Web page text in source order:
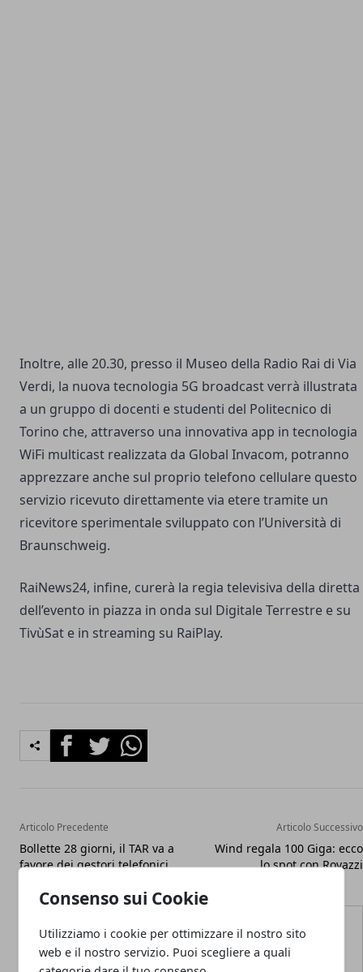
Consenso sui Cookie
Utilizziamo i cookie per ottimizzare il nostro sito
web e il nostro servizio. Puoi scegliere a quali
Inoltre, alle 20.30, presso il Museo della Radio Rai di Via
Verdi, la nuova tecnologia 5G broadcast verrà illustrata
a un gruppo di docenti e studenti del Politecnico di
Torino che, attraverso una innovativa app in tecnologia
WiFi multicast realizzata da Global Invacom, potranno
apprezzare anche sul proprio telefono cellulare questo
servizio ricevuto direttamente via etere tramite un
ricevitore sperimentale sviluppato con l’Università di
Braunschweig.
RaiNews24, infine, curerà la regia televisiva della diretta
dell’evento in piazza in onda sul Digitale Terrestre e su
TivùSat e in streaming su RaiPlay.
FacebookTwitterWhatsapp
Articolo Precedente
Bollette 28 giorni, il TAR va a
favore dei gestori telefonici
Articolo Successivo
Wind regala 100 Giga: ecco
lo spot con Rovazzi